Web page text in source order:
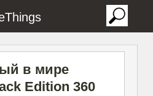
в мире
Edition 360